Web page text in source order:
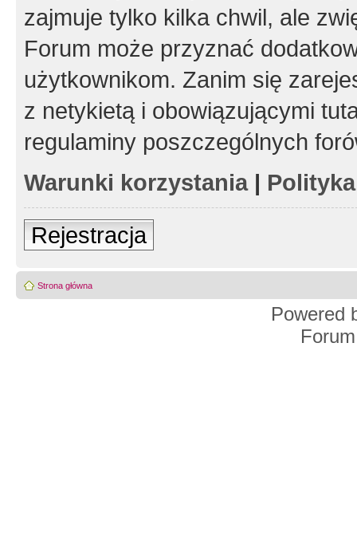
zajmuje tylko kilka chwil, ale
Forum może przyznać
użytkownikom. Zanim się
z netykietą i obowiązującymi
regulaminy poszczególnych
Warunki korzystania|
Rejestracja
Strona główna
Powered